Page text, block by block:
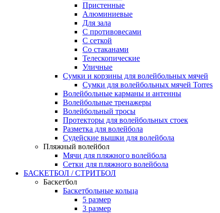
Пристенные
Алюминиевые
Для зала
С противовесами
С сеткой
Со стаканами
Телескопические
Уличные
Сумки и корзины для волейбольных мячей
Сумки для волейбольных мячей Torres
Волейбольные карманы и антенны
Волейбольные тренажеры
Волейбольный тросы
Протекторы для волейбольных стоек
Разметка для волейбола
Судейские вышки для волейбола
Пляжный волейбол
Мячи для пляжного волейбола
Сетки для пляжного волейбола
БАСКЕТБОЛ / СТРИТБОЛ
Баскетбол
Баскетбольные кольца
5 размер
3 размер